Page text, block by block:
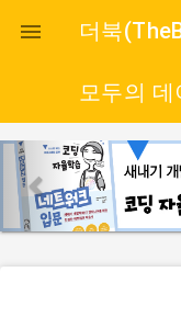
 더북
모두의
p
r
e